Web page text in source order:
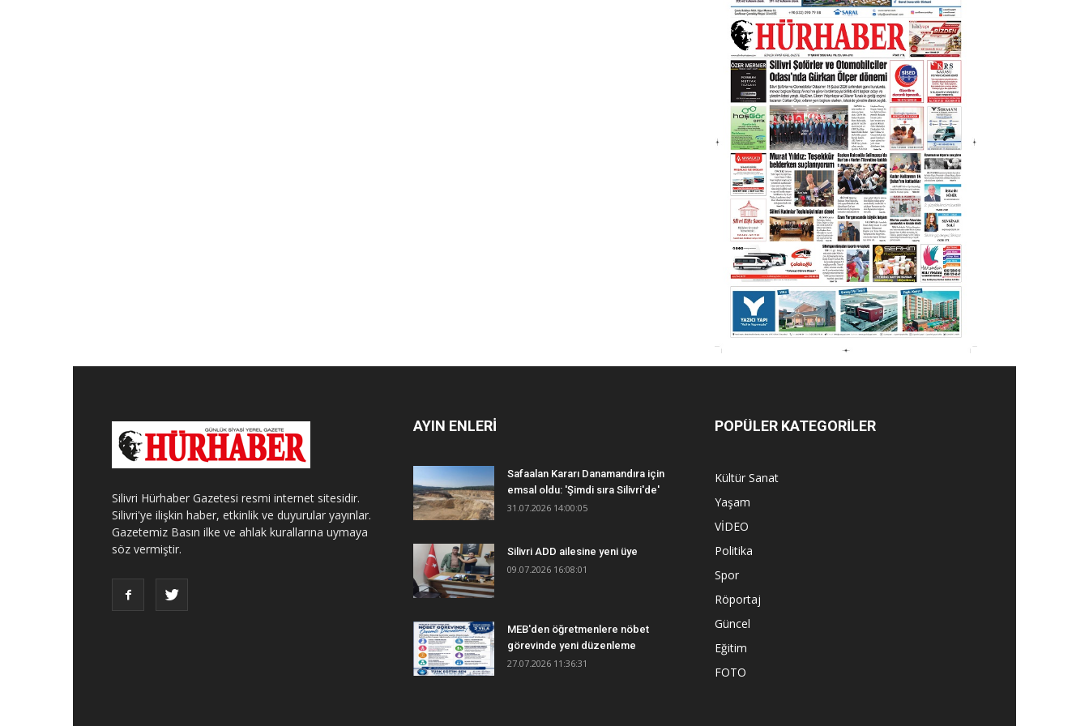
Silivri Hürhaber Gazetesi resmi internet sitesidir.
Silivri'ye ilişkin haber, etkinlik ve duyurular yayınlar.
Gazetemiz Basın ilke ve ahlak kurallarına uymaya
söz vermiştir.
AYIN ENLERİ
Safaalan Kararı Danamandıra için
emsal oldu: 'Şimdi sıra Silivri'de'
31.07.2026 14:00:05
Silivri ADD ailesine yeni üye
09.07.2026 16:08:01
MEB'den öğretmenlere nöbet
görevinde yeni düzenleme
27.07.2026 11:36:31
POPÜLER KATEGORİLER
Kültür Sanat
Yaşam
VİDEO
Politika
Spor
Röportaj
Güncel
Eğitim
FOTO